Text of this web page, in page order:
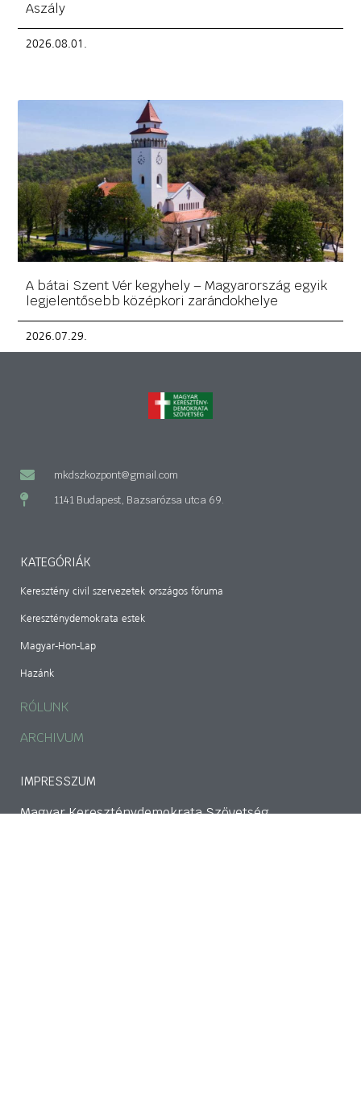
Aszály
2026.08.01.
A bátai Szent Vér kegyhely – Magyarország egyik
legjelentősebb középkori zarándokhelye
2026.07.29.
mkdszkozpont@gmail.com
1141 Budapest, Bazsarózsa utca 69.
KATEGÓRIÁK
Keresztény civil szervezetek országos fóruma
Kereszténydemokrata estek
Magyar-Hon-Lap
Hazánk
RÓLUNK
ARCHIVUM
IMPRESSZUM
Magyar Kereszténydemokrata Szövetség